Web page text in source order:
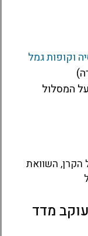
וקופות גמל
המסלול
הקרן, השוואת
מדד